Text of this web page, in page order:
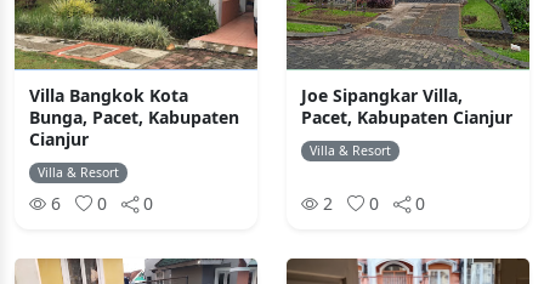
Villa Bangkok Kota
Bunga, Pacet, Kabupaten
Cianjur
Villa & Resort
6 0 0
Joe Sipangkar Villa,
Pacet, Kabupaten Cianjur
Villa & Resort
2 0 0